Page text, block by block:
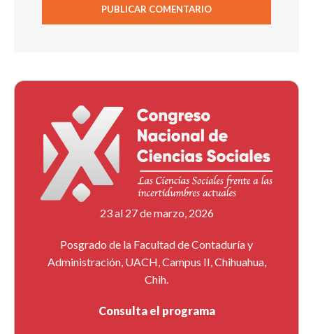
23 al 27 de marzo, 2026
Posgrado de la Facultad de Contaduría y
Administración, UACH, Campus II, Chihuahua,
Chih.
Consulta el programa